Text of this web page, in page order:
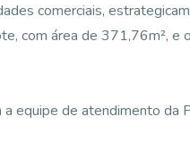
comerciais,
com área de 371,76m², e
equipe de atendimento da